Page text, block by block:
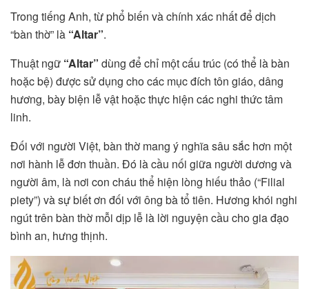
Trong tiếng Anh, từ phổ biến và chính xác nhất để dịch
“bàn thờ” là “Altar”.
Thuật ngữ “Altar” dùng để chỉ một cấu trúc (có thể là bàn
hoặc bệ) được sử dụng cho các mục đích tôn giáo, dâng
hương, bày biện lễ vật hoặc thực hiện các nghi thức tâm
linh.
Đối với người Việt, bàn thờ mang ý nghĩa sâu sắc hơn một
nơi hành lễ đơn thuần. Đó là cầu nối giữa người dương và
người âm, là nơi con cháu thể hiện lòng hiếu thảo (“Filial
piety”) và sự biết ơn đối với ông bà tổ tiên. Hương khói nghi
ngút trên bàn thờ mỗi dịp lễ là lời nguyện cầu cho gia đạo
bình an, hưng thịnh.